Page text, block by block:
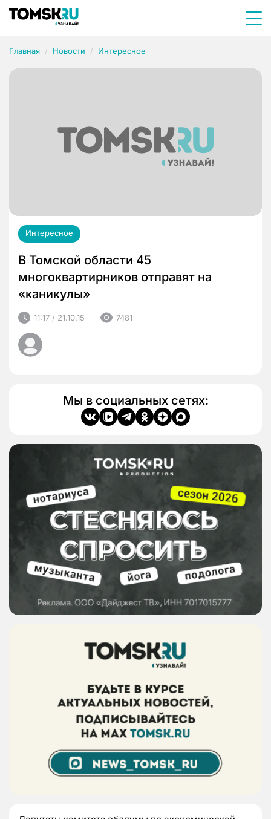
Главная Новости Интересное
Интересное
В Томской области 45
многоквартирников отправят на
«каникулы»
11:17 / 21.10.15 7481
Мы в социальных сетях: